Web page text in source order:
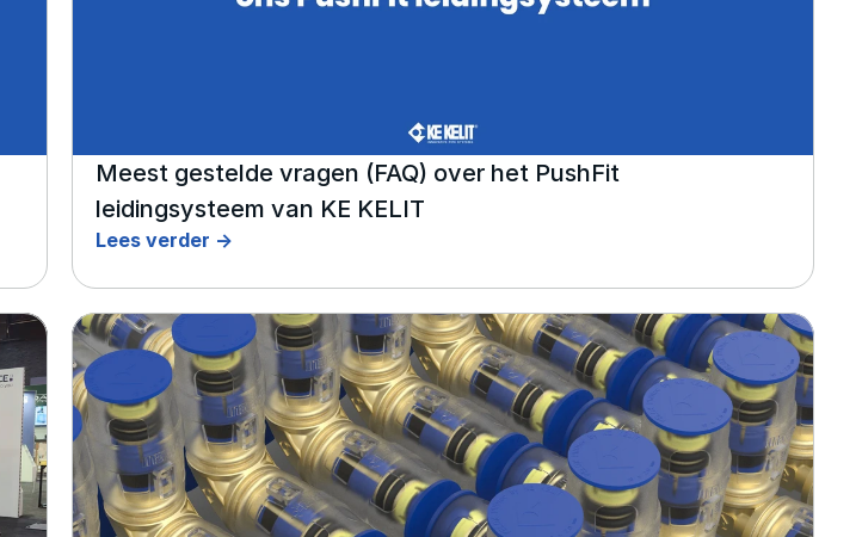
Meest gestelde vragen (FAQ) over het PushFit
leidingsysteem van KE KELIT
Lees verder ->